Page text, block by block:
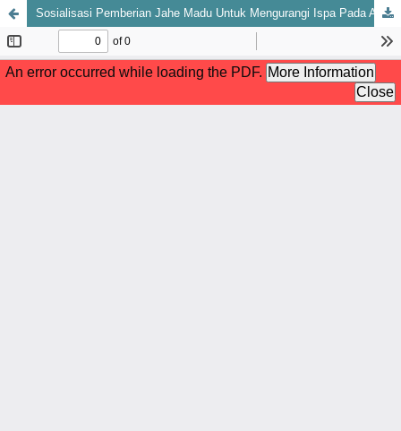
Sosialisasi Pemberian Jahe Madu Untuk Mengurangi Ispa Pada Anak Di Wilayah RT. 04 Kelurahan Ponorogo Kec. Lubuklinggau Utara 2